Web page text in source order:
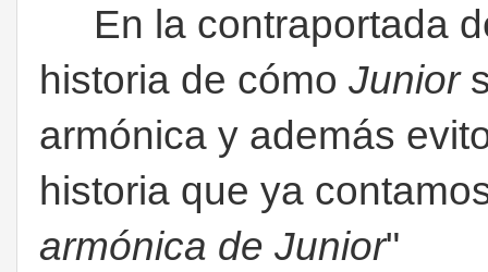
En la contraportada
historia de cómo Junior
armónica y además
historia que ya
armónica de Junior"